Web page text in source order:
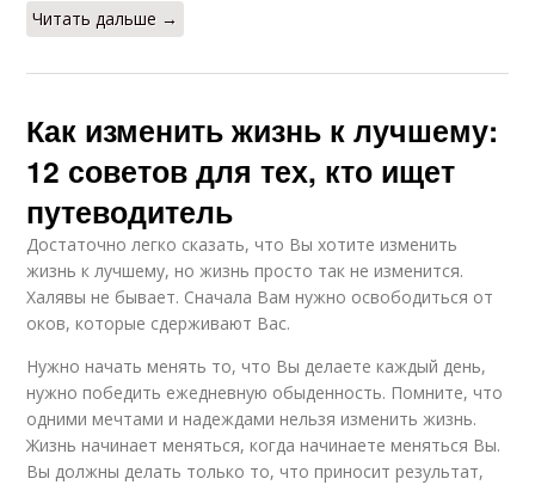
Читать дальше →
Как изменить жизнь к лучшему:
12 советов для тех, кто ищет
путеводитель
Достаточно легко сказать, что Вы хотите изменить
жизнь к лучшему, но жизнь просто так не изменится.
Халявы не бывает. Сначала Вам нужно освободиться от
оков, которые сдерживают Вас.
Нужно начать менять то, что Вы делаете каждый день,
нужно победить ежедневную обыденность. Помните, что
одними мечтами и надеждами нельзя изменить жизнь.
Жизнь начинает меняться, когда начинаете меняться Вы.
Вы должны делать только то, что приносит результат,